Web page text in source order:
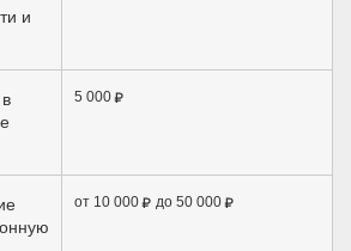
и
5 000
от 10 000 до 50 000